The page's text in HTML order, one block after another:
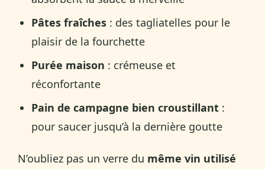
Pâtes fraîches : des tagliatelles pour le
plaisir de la fourchette
Purée maison : crémeuse et
réconfortante
Pain de campagne bien croustillant :
pour saucer jusqu’à la dernière goutte
N’oubliez pas un verre du même vin utilisé